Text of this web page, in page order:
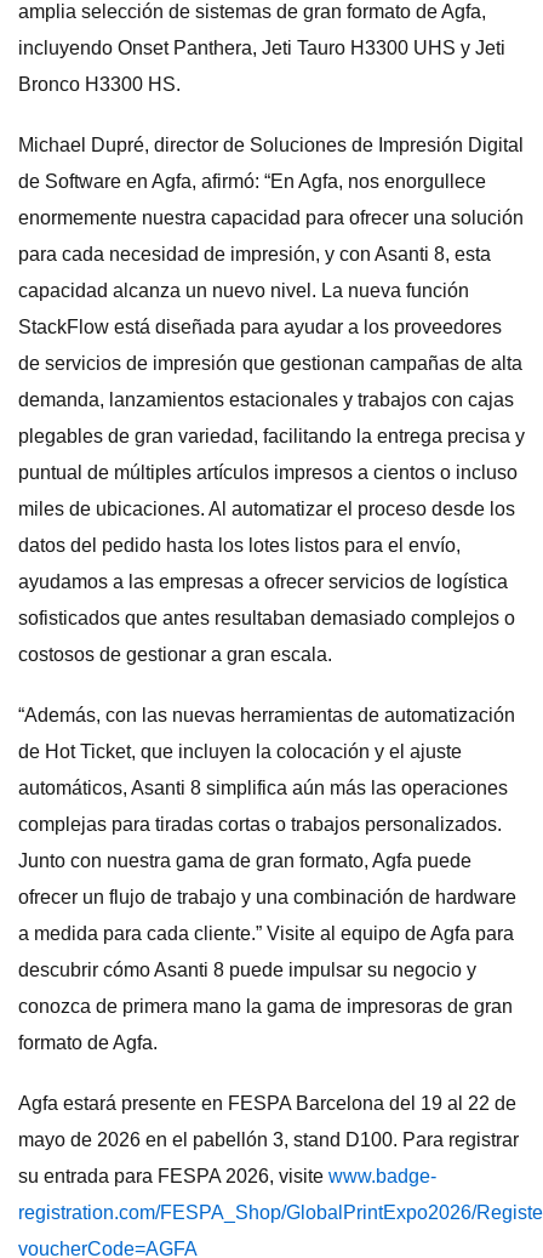
amplia selección de sistemas de gran formato de Agfa,
incluyendo Onset Panthera, Jeti Tauro H3300 UHS y Jeti
Bronco H3300 HS.
Michael Dupré, director de Soluciones de Impresión Digital
de Software en Agfa, afirmó: “En Agfa, nos enorgullece
enormemente nuestra capacidad para ofrecer una solución
para cada necesidad de impresión, y con Asanti 8, esta
capacidad alcanza un nuevo nivel. La nueva función
StackFlow está diseñada para ayudar a los proveedores
de servicios de impresión que gestionan campañas de alta
demanda, lanzamientos estacionales y trabajos con cajas
plegables de gran variedad, facilitando la entrega precisa y
puntual de múltiples artículos impresos a cientos o incluso
miles de ubicaciones. Al automatizar el proceso desde los
datos del pedido hasta los lotes listos para el envío,
ayudamos a las empresas a ofrecer servicios de logística
sofisticados que antes resultaban demasiado complejos o
costosos de gestionar a gran escala.
“Además, con las nuevas herramientas de automatización
de Hot Ticket, que incluyen la colocación y el ajuste
automáticos, Asanti 8 simplifica aún más las operaciones
complejas para tiradas cortas o trabajos personalizados.
Junto con nuestra gama de gran formato, Agfa puede
ofrecer un flujo de trabajo y una combinación de hardware
a medida para cada cliente.” Visite al equipo de Agfa para
descubrir cómo Asanti 8 puede impulsar su negocio y
conozca de primera mano la gama de impresoras de gran
formato de Agfa.
Agfa estará presente en FESPA Barcelona del 19 al 22 de
mayo de 2026 en el pabellón 3, stand D100. Para registrar
su entrada para FESPA 2026, visite www.badge-
registration.com/FESPA_Shop/GlobalPrintExpo2026/
voucherCode=AGFA